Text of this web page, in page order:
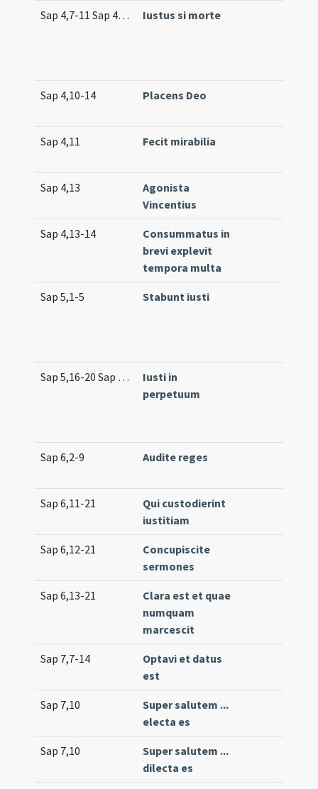
Sap 4,7-11 Sap 4,13-15 Iustus si morte
Sap 4,10-14 Placens Deo
Sap 4,11 Fecit mirabilia
Sap 4,13
Agonista
Vincentius
Sap 4,13-14
Consummatus in
brevi explevit
tempora multa
Sap 5,1-5 Stabunt iusti
Sap 5,16-20 Sap 5,22
Iusti in
perpetuum
Sap 6,2-9 Audite reges
Sap 6,11-21
Qui custodierint
iustitiam
Sap 6,12-21
Concupiscite
sermones
Sap 6,13-21
Clara est et quae
numquam
marcescit
Sap 7,7-14
Optavi et datus
est
Sap 7,10
Super salutem ...
electa es
Sap 7,10
Super salutem ...
dilecta es